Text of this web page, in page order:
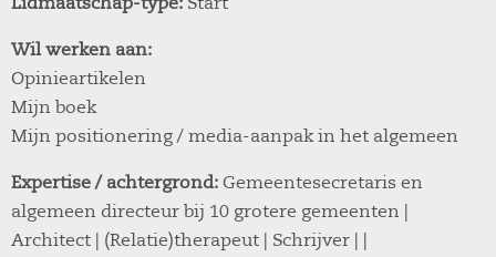
Wil werken aan:
Opinieartikelen
Mijn boek
Mijn positionering / media-aanpak in het algemeen
Expertise / achtergrond: Gemeentesecretaris en
algemeen directeur bij 10 grotere gemeenten |
Architect | (Relatie)therapeut | Schrijver | |